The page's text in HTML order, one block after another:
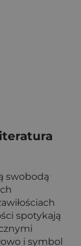
swobodą
spotykają
i symbol